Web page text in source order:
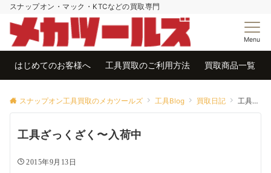
スナップオン・マック・KTCなどの買取専門
Menu
はじめてのお客様へ 工具買取のご利用方法 買取商品一覧
スナップオン工具買取のメカツールズ 工具Blog 買取日記 工具ざっくざく〜入荷中
工具ざっくざく〜入荷中
2015年9月13日